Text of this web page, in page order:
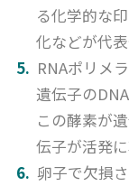
る化学的な
化などが代表
RNAポリメ
遺伝子の
この酵素が
伝子が活発
卵子で欠損